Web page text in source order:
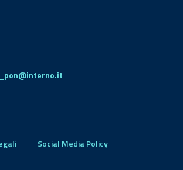
Social Media Policy